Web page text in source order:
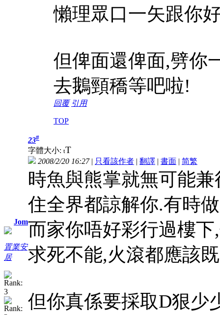
懶理眾口一矢跟你
但俾面還俾面,劈你
去鵝頸穚等吧啦!
回覆 引用
TOP
Jom
置業安
居
23#
字體大小: tT
2008/2/20 16:27| 只看該作者 | 翻譯 | 書面 | 简繁
時魚與熊掌就無可能
住全界都諒解你.有時
而家你唔好彩行過樓
求死不能,火滾都應該
但你真係要採取D狠少